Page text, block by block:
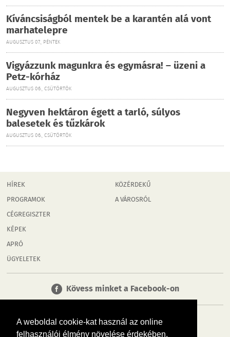
A weboldal cookie-kat használ az online
felhasználói élmény növelése érdekében.
Kíváncsiságból mentek be a karantén alá vont
marhatelepre
AUGUSZTUS 07., PÉNTEK
Vigyázzunk magunkra és egymásra! – üzeni a
Petz-kórház
AUGUSZTUS 06., CSÜTÖRTÖK
Negyven hektáron égett a tarló, súlyos
balesetek és tűzkárok
AUGUSZTUS 06., CSÜTÖRTÖK
HÍREK
PROGRAMOK
CÉGREGISZTER
KÉPEK
APRÓ
ÜGYELETEK
KÖZÉRDEKŰ
A VÁROSRÓL
Kövess minket a Facebook-on